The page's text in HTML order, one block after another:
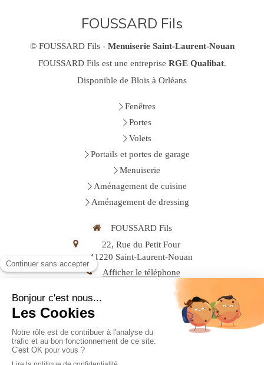
FOUSSARD Fils
© FOUSSARD Fils - Menuiserie Saint-Laurent-Nouan
FOUSSARD Fils est une entreprise RGE Qualibat.
Disponible de Blois à Orléans
Fenêtres
Portes
Volets
Portails et portes de garage
Menuiserie
Aménagement de cuisine
Aménagement de dressing
FOUSSARD Fils
22, Rue du Petit Four
41220 Saint-Laurent-Nouan
Afficher le téléphone
Plan du site